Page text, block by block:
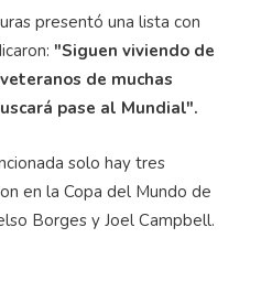
presentó una lista con
"Siguen viviendo de
de muchas
pase al Mundial".
solo hay tres
en la Copa del Mundo de
Borges y Joel Campbell.